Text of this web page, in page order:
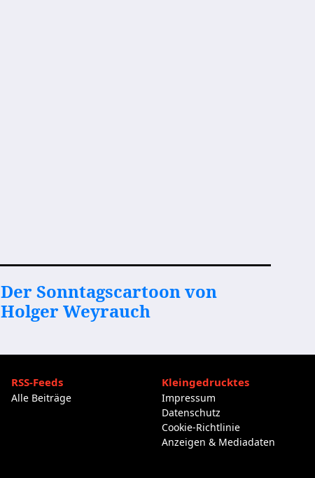
Der Sonntagscartoon von
Holger Weyrauch
RSS-Feeds
Alle Beiträge
Kleingedrucktes
Impressum
Datenschutz
Cookie-Richtlinie
Anzeigen & Mediadaten